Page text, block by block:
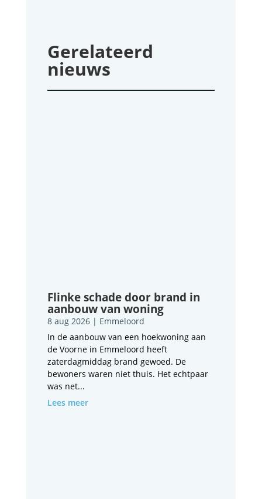
Gerelateerd
nieuws
Flinke schade door brand in
aanbouw van woning
8 aug 2026| Emmeloord
In de aanbouw van een hoekwoning aan
de Voorne in Emmeloord heeft
zaterdagmiddag brand gewoed. De
bewoners waren niet thuis. Het echtpaar
was net...
Lees meer